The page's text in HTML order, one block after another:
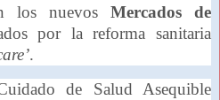
los nuevos Mercados de
por la reforma sanitaria
.
de Salud Asequible